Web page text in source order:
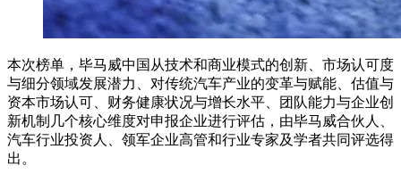
本次榜单，毕马威中国从技术和商业模式的创新、市场认可度
与细分领域发展潜力、对传统汽车产业的变革与赋能、估值与
资本市场认可、财务健康状况与增长水平、团队能力与企业创
新机制几个核心维度对申报企业进行评估，由毕马威合伙人、
汽车行业投资人、领军企业高管和行业专家及学者共同评选得
出。